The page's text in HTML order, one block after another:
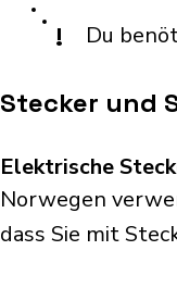
! Du
Stecker und
Elektrische
Norwegen
dass Sie mit